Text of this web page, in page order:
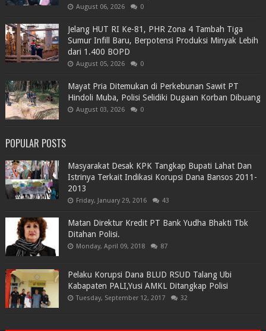
August 06, 2026 0
Jelang HUT RI Ke-81, PHR Zona 4 Tambah Tiga
Sumur Infill Baru, Berpotensi Produksi Minyak Lebih
dari 1.400 BOPD
August 05, 2026 0
Mayat Pria Ditemukan di Perkebunan Sawit PT
Hindoli Muba, Polisi Selidiki Dugaan Korban Dibuang
August 03, 2026 0
POPULAR POSTS
Masyarakat Desak KPK Tangkap Bupati Lahat Dan
Istrinya Terkait Indikasi Korupsi Dana Bansos 2011-
2013
Friday, January 29, 2016 43
Matan Direktur Kredit PT Bank Yudha Bhakti Tbk
Ditahan Polisi.
Monday, April 09, 2018 87
Pelaku Korupsi Dana BLUD RSUD Talang Ubi
Kabapaten PALI,Yusi AMKL Ditangkap Polisi
Tuesday, September 12, 2017 32